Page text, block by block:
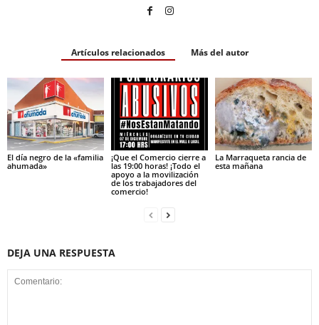
Artículos relacionados Más del autor
El día negro de la «familia
ahumada»
¡Que el Comercio cierre a
las 19:00 horas! ¡Todo el
apoyo a la movilización
de los trabajadores del
comercio!
La Marraqueta rancia de
esta mañana
DEJA UNA RESPUESTA